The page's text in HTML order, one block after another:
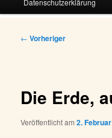
Beitragsnavigation
← Vorheriger
Die Erde,
Veröffentlicht am2.